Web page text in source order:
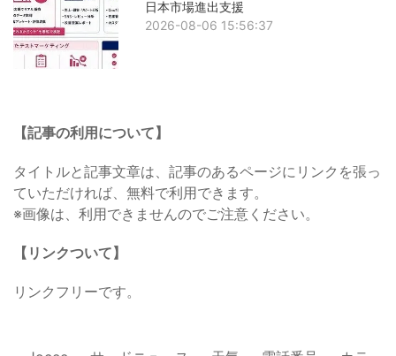
日本市場進出支援
2026-08-06 15:56:37
【記事の利用について】
タイトルと記事文章は、記事のあるページにリンクを張っ
ていただければ、無料で利用できます。
※画像は、利用できませんのでご注意ください。
【リンクついて】
リンクフリーです。